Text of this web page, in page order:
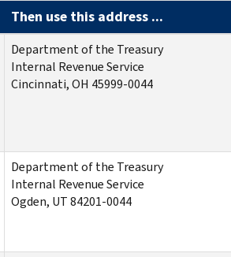
Then use this address ...
Department of the Treasury
Internal Revenue Service
Cincinnati, OH 45999-0044
Department of the Treasury
Internal Revenue Service
Ogden, UT 84201-0044